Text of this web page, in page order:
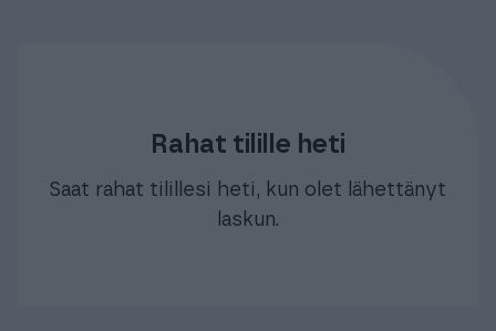
Rahat tilille heti
Saat rahat tilillesi heti, kun olet lähettänyt
laskun.